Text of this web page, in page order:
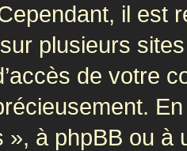
il est
plusieurs
de votre
», à phpBB ou